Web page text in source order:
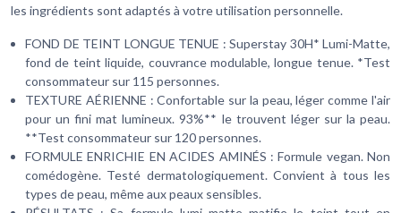
les ingrédients sont adaptés à votre utilisation personnelle.
FOND DE TEINT LONGUE TENUE : Superstay 30H* Lumi-Matte,
fond de teint liquide, couvrance modulable, longue tenue. *Test
consommateur sur 115 personnes.
TEXTURE AÉRIENNE : Confortable sur la peau, léger comme l'air
pour un fini mat lumineux. 93%** le trouvent léger sur la peau.
**Test consommateur sur 120 personnes.
FORMULE ENRICHIE EN ACIDES AMINÉS : Formule vegan. Non
comédogène. Testé dermatologiquement. Convient à tous les
types de peau, même aux peaux sensibles.